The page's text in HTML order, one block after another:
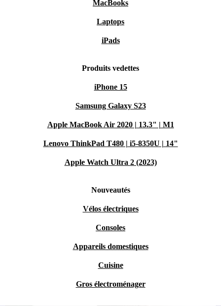
MacBooks
Laptops
iPads
Produits vedettes
iPhone 15
Samsung Galaxy S23
Apple MacBook Air 2020 | 13.3" | M1
Lenovo ThinkPad T480 | i5-8350U | 14"
Apple Watch Ultra 2 (2023)
Nouveautés
Vélos électriques
Consoles
Appareils domestiques
Cuisine
Gros électroménager